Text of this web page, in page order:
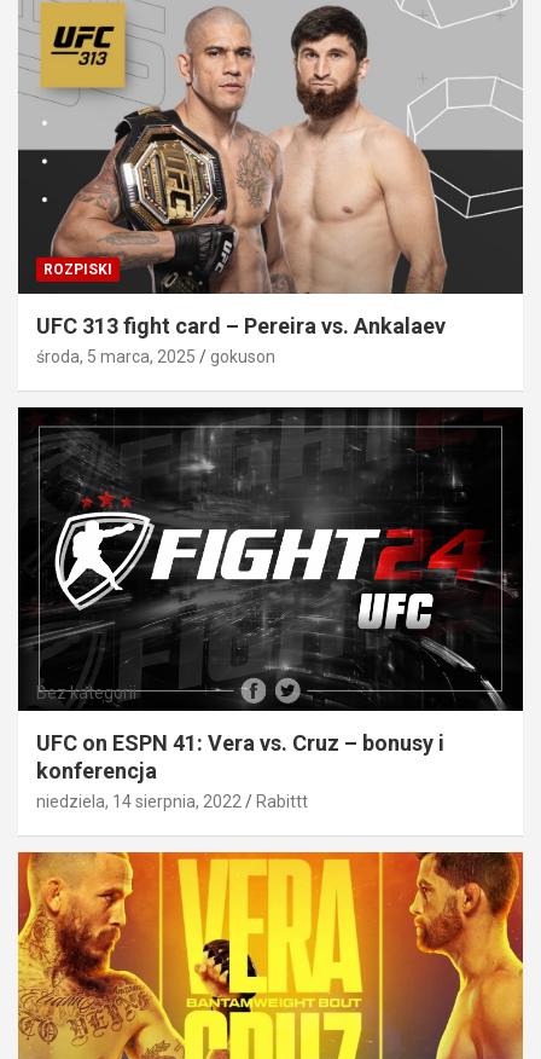
ROZPISKI
UFC 313 fight card – Pereira vs. Ankalaev
środa, 5 marca, 2025 gokuson
Bez kategorii
UFC on ESPN 41: Vera vs. Cruz – bonusy i
konferencja
niedziela, 14 sierpnia, 2022 Rabittt